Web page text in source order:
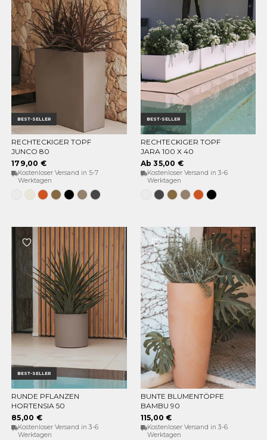
BEST-SELLER
OPTIONEN WÄHLEN
RECHTECKIGER TOPF
JUNCO 80
179,00 €
Kostenloser Versand in 5-7
Werktagen
WeissOpak-
Beige
Terrakotta
BronzeSchwarz
TaupeAnthrazit
BEST-SELLER
OPTIONEN WÄHLEN
RECHTECKIGER TOPF
JARA 100 X 40
Ab 35,00 €
Kostenloser Versand in 3-6
Werktagen
WeissAnthrazit
BronzeTaupeTerrakotta
Schwarz
BEST-SELLER
OPTIONEN WÄHLEN
RUNDE PFLANZEN
HORTENSIA 50
85,00 €
Kostenloser Versand in 3-6
Werktagen
OPTIONEN WÄHLEN
BUNTE BLUMENTÖPFE
BAMBU 90
115,00 €
Kostenloser Versand in 3-6
Werktagen